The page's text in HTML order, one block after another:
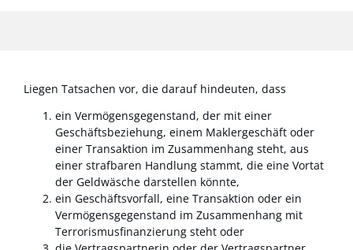
Liegen Tatsachen vor, die darauf hindeuten, dass
ein Vermögensgegenstand, der mit einer
Geschäftsbeziehung, einem Maklergeschäft oder
einer Transaktion im Zusammenhang steht, aus
einer strafbaren Handlung stammt, die eine Vortat
der Geldwäsche darstellen könnte,
ein Geschäftsvorfall, eine Transaktion oder ein
Vermögensgegenstand im Zusammenhang mit
Terrorismusfinanzierung steht oder